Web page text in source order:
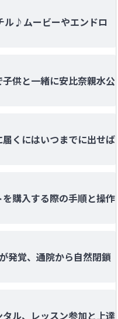
ル♪ムービーやエンドロ
供と一緒に安比奈親水公
くにはいつまでに出せば
購入する際の手順と操作
発覚、通院から自然閉鎖
ル、レッスン参加と上達